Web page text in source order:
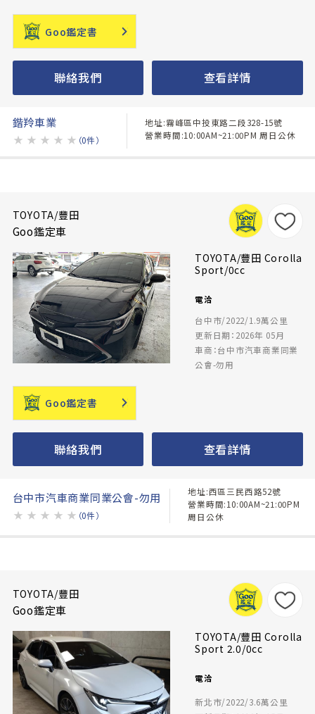
Goo鑑定書
聯絡我們 查看詳情
鍇羚車業
★ ★ ★ ★ ★ （0件）
地址:霧峰區中投東路二段328-15號
營業時間:10:00AM~21:00PM 周日公休
TOYOTA/豐田
Goo鑑定車
TOYOTA/豐田 Corolla
Sport/0cc
電洽
台中市/2022/1.9萬公里
更新日期：2026年 05月
車商：台中市汽車商業同業
公會-勿用
Goo鑑定書
聯絡我們 查看詳情
台中市汽車商業同業公會-勿用
★ ★ ★ ★ ★ （0件）
地址:西區三民西路52號
營業時間:10:00AM~21:00PM
周日公休
TOYOTA/豐田
Goo鑑定車
TOYOTA/豐田 Corolla
Sport 2.0/0cc
電洽
新北市/2022/3.6萬公里